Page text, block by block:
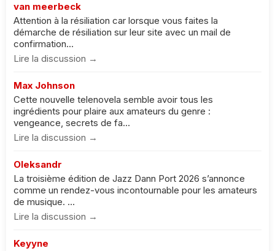
van meerbeck
Attention à la résiliation car lorsque vous faites la
démarche de résiliation sur leur site avec un mail de
confirmation...
Lire la discussion →
Max Johnson
Cette nouvelle telenovela semble avoir tous les
ingrédients pour plaire aux amateurs du genre :
vengeance, secrets de fa...
Lire la discussion →
Oleksandr
La troisième édition de Jazz Dann Port 2026 s’annonce
comme un rendez-vous incontournable pour les amateurs
de musique. ...
Lire la discussion →
Keyyne